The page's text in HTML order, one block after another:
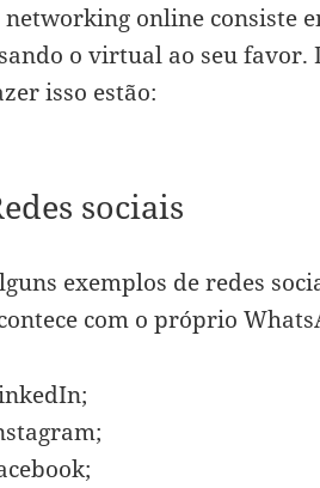
networking online consiste
o virtual ao seu favor.
isso estão:
sociais
exemplos de redes
com o próprio